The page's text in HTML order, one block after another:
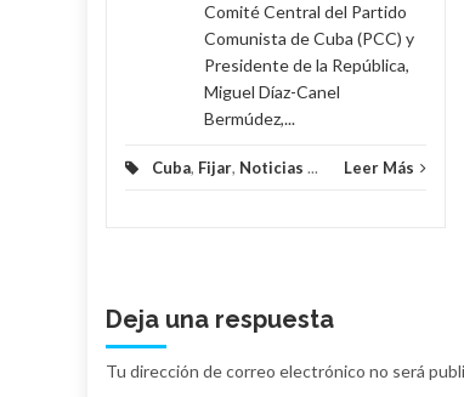
Comité Central del Partido
Comunista de Cuba (PCC) y
Presidente de la República,
Miguel Díaz-Canel
Bermúdez,...
Cuba, Fijar, Noticias ... Leer Más
Deja una respuesta
Tu dirección de correo electrónico no será